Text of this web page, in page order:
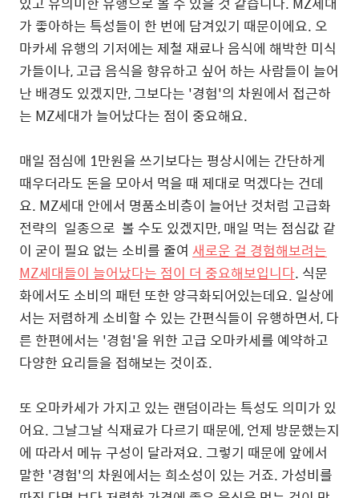
가 좋아하는 특성들이 한 번에 담겨있기 때문이에요. 오
마카세 유행의 기저에는 제철 재료나 음식에 해박한 미식
가들이나, 고급 음식을 향유하고 싶어 하는 사람들이 늘어
난 배경도 있겠지만, 그보다는 '경험'의 차원에서 접근하
는 MZ세대가 늘어났다는 점이 중요해요.
매일 점심에 1만원을 쓰기보다는 평상시에는 간단하게
때우더라도 돈을 모아서 먹을 때 제대로 먹겠다는 건데
요. MZ세대 안에서 명품소비층이 늘어난 것처럼 고급화
전략의 일종으로 볼 수도 있겠지만, 매일 먹는 점심값 같
이 굳이 필요 없는 소비를 줄여 새로운 걸 경험해보려는
MZ세대들이 늘어났다는 점이 더 중요해보입니다. 식문
화에서도 소비의 패턴 또한 양극화되어있는데요. 일상에
서는 저렴하게 소비할 수 있는 간편식들이 유행하면서, 다
른 한편에서는 '경험'을 위한 고급 오마카세를 예약하고
다양한 요리들을 접해보는 것이죠.
또 오마카세가 가지고 있는 랜덤이라는 특성도 의미가 있
어요. 그날그날 식재료가 다르기 때문에, 언제 방문했는지
에 따라서 메뉴 구성이 달라져요. 그렇기 때문에 앞에서
말한 '경험'의 차원에서는 희소성이 있는 거죠. 가성비를